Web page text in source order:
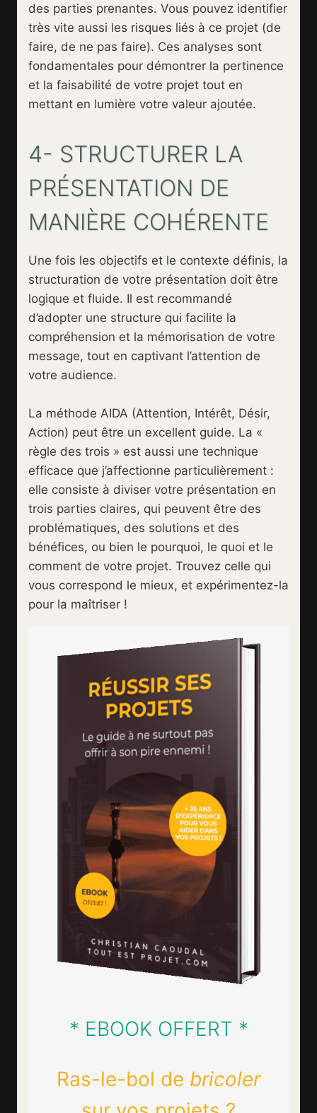
des parties prenantes. Vous pouvez identifier
très vite aussi les risques liés à ce projet (de
faire, de ne pas faire). Ces analyses sont
fondamentales pour démontrer la pertinence
et la faisabilité de votre projet tout en
mettant en lumière votre valeur ajoutée.
4- STRUCTURER LA
PRÉSENTATION DE
MANIÈRE COHÉRENTE
Une fois les objectifs et le contexte définis, la
structuration de votre présentation doit être
logique et fluide. Il est recommandé
d’adopter une structure qui facilite la
compréhension et la mémorisation de votre
message, tout en captivant l’attention de
votre audience.
La méthode AIDA (Attention, Intérêt, Désir,
Action) peut être un excellent guide. La «
règle des trois » est aussi une technique
efficace que j’affectionne particulièrement :
elle consiste à diviser votre présentation en
trois parties claires, qui peuvent être des
problématiques, des solutions et des
bénéfices, ou bien le pourquoi, le quoi et le
comment de votre projet. Trouvez celle qui
vous correspond le mieux, et expérimentez-la
pour la maîtriser !
* EBOOK OFFERT *
Ras-le-bol de bricoler